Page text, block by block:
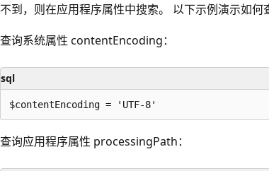
不到，则在应用程序属性中搜索。 以下示例演示如何
查询系统属性 contentEncoding：
sql
查询应用程序属性 processingPath：